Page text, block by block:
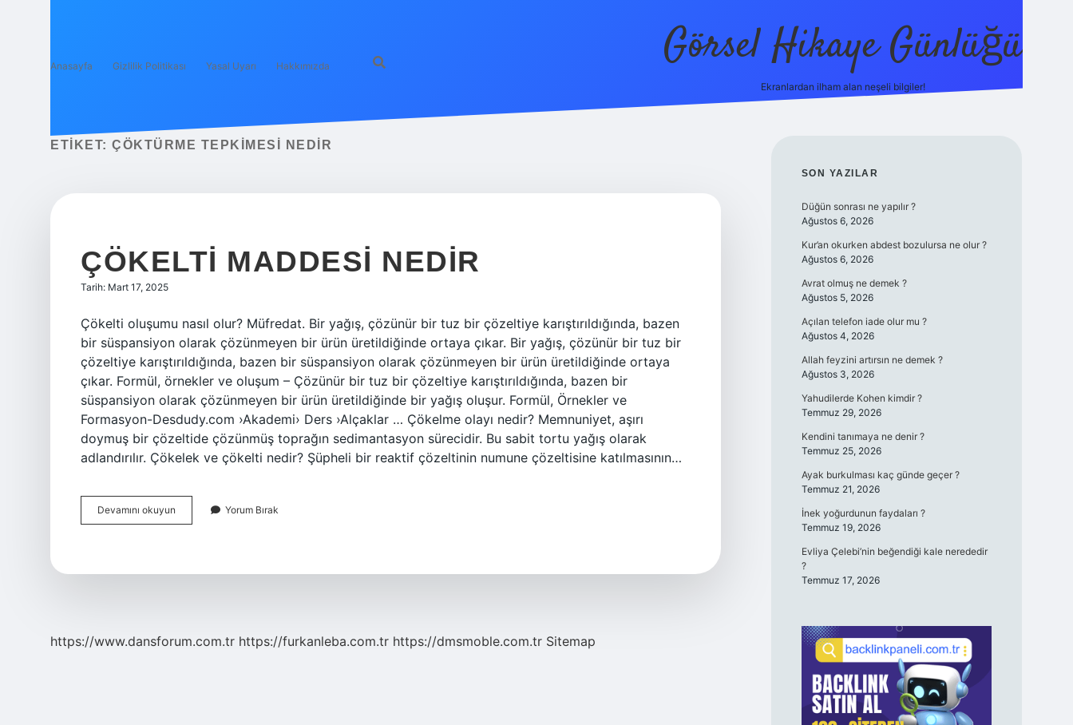
Anasayfa Gizlilik Politikası Yasal Uyarı Hakkımızda Görsel Hikaye Günlüğü
Ekranlardan ilham alan neşeli bilgiler!
ETIKET: ÇÖKTÜRME TEPKIMESI NEDIR
ÇÖKELTI MADDESI NEDIR
Tarih: Mart 17, 2025
Çökelti oluşumu nasıl olur? Müfredat. Bir yağış, çözünür bir tuz bir çözeltiye karıştırıldığında, bazen
bir süspansiyon olarak çözünmeyen bir ürün üretildiğinde ortaya çıkar. Bir yağış, çözünür bir tuz bir
çözeltiye karıştırıldığında, bazen bir süspansiyon olarak çözünmeyen bir ürün üretildiğinde ortaya
çıkar. Formül, örnekler ve oluşum – Çözünür bir tuz bir çözeltiye karıştırıldığında, bazen bir
süspansiyon olarak çözünmeyen bir ürün üretildiğinde bir yağış oluşur. Formül, Örnekler ve
Formasyon-Desdudy.com ›Akademi› Ders ›Alçaklar … Çökelme olayı nedir? Memnuniyet, aşırı
doymuş bir çözeltide çözünmüş toprağın sedimantasyon sürecidir. Bu sabit tortu yağış olarak
adlandırılır. Çökelek ve çökelti nedir? Şüpheli bir reaktif çözeltinin numune çözeltisine katılmasının…
Devamını okuyun
Maddesi
Yorum Bırak
https://www.dansforum.com.tr https://furkanleba.com.tr https://dmsmoble.com.tr Sitemap
SIDEBAR
SON YAZILAR
Düğün sonrası ne yapılır ?
Ağustos 6, 2026
Kur’an okurken abdest bozulursa ne olur ?
Ağustos 6, 2026
Avrat olmuş ne demek ?
Ağustos 5, 2026
Açılan telefon iade olur mu ?
Ağustos 4, 2026
Allah feyzini artırsın ne demek ?
Ağustos 3, 2026
Yahudilerde Kohen kimdir ?
Temmuz 29, 2026
Kendini tanımaya ne denir ?
Temmuz 25, 2026
Ayak burkulması kaç günde geçer ?
Temmuz 21, 2026
İnek yoğurdunun faydaları ?
Temmuz 19, 2026
Evliya Çelebi’nin beğendiği kale nerededir
?
Temmuz 17, 2026